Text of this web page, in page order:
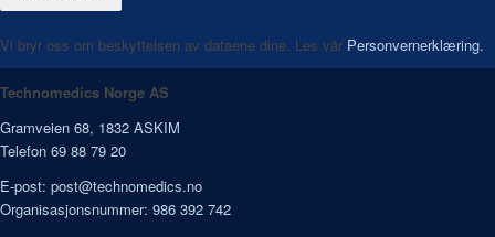
Vi bryr oss om beskyttelsen av dataene dine. Les vår Personvernerklæring.
Technomedics Norge AS
Gramveien 68, 1832 ASKIM
Telefon 69 88 79 20
E-post: post@technomedics.no
Organisasjonsnummer: 986 392 742